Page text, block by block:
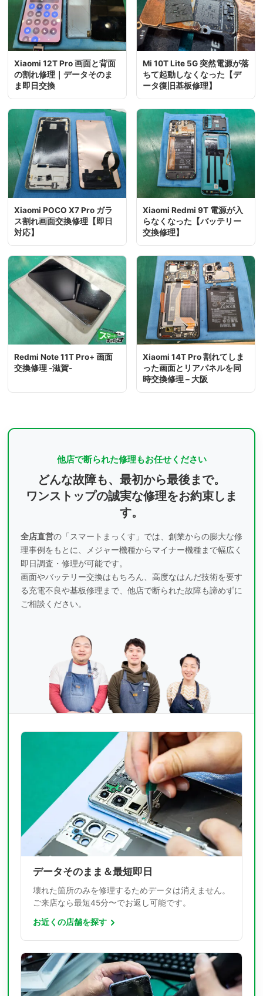
Xiaomi 12T Pro 画面と背面
の割れ修理｜データそのま
ま即日交換
Mi 10T Lite 5G 突然電源が落
ちて起動しなくなった【デ
ータ復旧基板修理】
Xiaomi POCO X7 Pro ガラ
ス割れ画面交換修理【即日
対応】
Xiaomi Redmi 9T 電源が入
らなくなった【バッテリー
交換修理】
Redmi Note 11T Pro+ 画面
交換修理 -滋賀-
Xiaomi 14T Pro 割れてしま
った画面とリアパネルを同
時交換修理 – 大阪
他店で断られた修理もお任せください
どんな故障も、最初から最後まで。
ワンストップの誠実な修理をお約束しま
す。
全店直営の「スマートまっくす」では、創業からの膨大な修
理事例をもとに、
メジャー機種からマイナー機種まで幅広く
即日調査・修理が可能です。
画面やバッテリー交換はもちろん、高度なはんだ技術を要す
る充電不良や基板修理まで、 他店で断られた故障も諦めずに
ご相談ください。
データそのまま＆最短即日
壊れた箇所のみを修理するためデータは消えません。
ご来店なら最短45分〜でお返し可能です。
お近くの店舗を探す